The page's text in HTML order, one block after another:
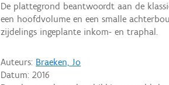
De plattegrond beantwoordt aan de
een hoofdvolume en een smalle
zijdelings ingeplante inkom- en traphal.
Auteurs: Braeken, Jo
Datum:2016